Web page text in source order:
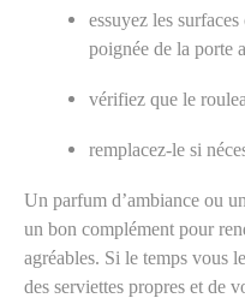
essuyez les
poignée de la porte
vérifiez que le
remplacez-le si
Un parfum d’ambiance ou
un bon complément pour
agréables. Si le temps vous
des serviettes propres et de